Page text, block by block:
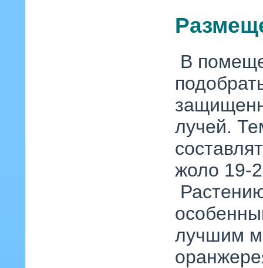
В
лучей.
жоло 19-
лучшим